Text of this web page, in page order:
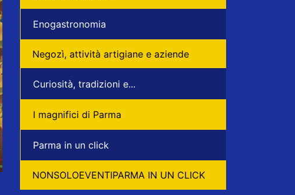
Enogastronomia
Negozì, attività artigiane e aziende
Curiosità, tradizioni e...
I magnifici di Parma
Parma in un click
NONSOLOEVENTIPARMA IN UN CLICK